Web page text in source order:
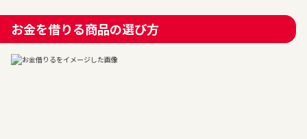
お金を借りる商品の選び方